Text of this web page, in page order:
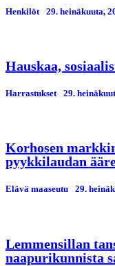
Henkilöt 29. heinäkuuta,
Hauskaa,
Harrastukset 29.
Korhosen
pyykkilaudan
Elävä maaseutu 29.
Lemmensillan
naapurikunnista